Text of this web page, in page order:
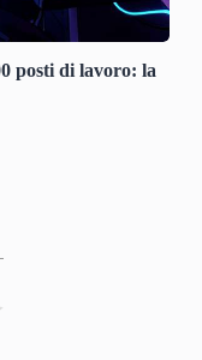
posti di lavoro: la